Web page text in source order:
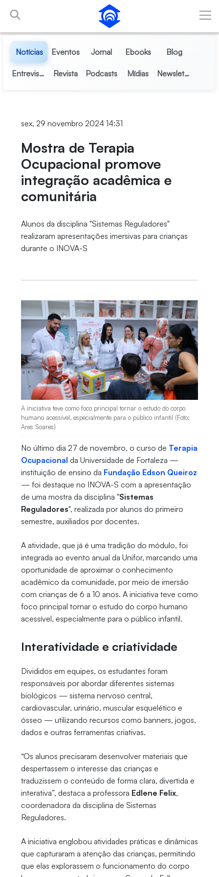
Pular para o Conteúdo principal
Notícias Eventos Jornal Ebooks Blog
Entrevistas Revista Podcasts Mídias Newsletter
sex, 29 novembro 2024 14:31
Mostra de Terapia
Ocupacional promove
integração acadêmica e
comunitária
Alunos da disciplina "Sistemas Reguladores"
realizaram apresentações imersivas para crianças
durante o INOVA-S
A iniciativa teve como foco principal tornar o estudo do corpo
humano acessível, especialmente para o público infantil (Foto:
Ares Soares)
No último dia 27 de novembro, o curso de Terapia
Ocupacional da Universidade de Fortaleza —
instituição de ensino da Fundação Edson Queiroz
— foi destaque no INOVA-S com a apresentação
de uma mostra da disciplina "Sistemas
Reguladores", realizada por alunos do primeiro
semestre, auxiliados por docentes.
A atividade, que já é uma tradição do módulo, foi
integrada ao evento anual da Unifor, marcando uma
oportunidade de aproximar o conhecimento
acadêmico da comunidade, por meio de imersão
com crianças de 6 a 10 anos. A iniciativa teve como
foco principal tornar o estudo do corpo humano
acessível, especialmente para o público infantil.
Interatividade e criatividade
Divididos em equipes, os estudantes foram
responsáveis por abordar diferentes sistemas
biológicos — sistema nervoso central,
cardiovascular, urinário, muscular esquelético e
ósseo — utilizando recursos como banners, jogos,
dados e outras ferramentas criativas.
“Os alunos precisaram desenvolver materiais que
despertassem o interesse das crianças e
traduzissem o conteúdo de forma clara, divertida e
interativa”, destaca a professora Edlene Felix,
coordenadora da disciplina de Sistemas
Reguladores.
A iniciativa englobou atividades práticas e dinâmicas
que capturaram a atenção das crianças, permitindo
que elas explorassem o funcionamento do corpo